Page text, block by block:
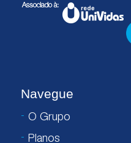
Navegue
O Grupo
Planos